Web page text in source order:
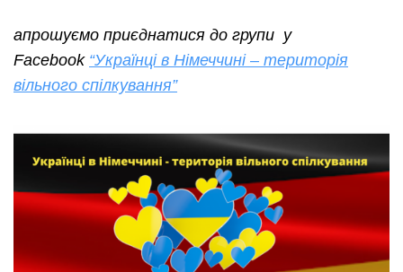
апрошуємо приєднатися до групи у
Facebook “Українці в Німеччині – територія
вільного спілкування”